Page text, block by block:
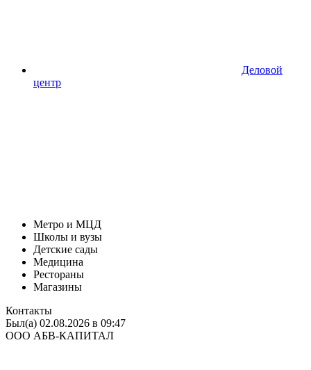
Деловой
центр
Метро и МЦД
Школы и вузы
Детские сады
Медицина
Рестораны
Магазины
Контакты
Был(а) 02.08.2026 в 09:47
ООО АБВ-КАПИТАЛ